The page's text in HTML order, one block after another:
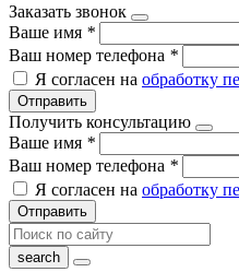
Заказать звонок
Ваше имя *
Ваш номер телефона *
Я согласен на обработку
Отправить
Получить консультацию
Ваше имя *
Ваш номер телефона *
Я согласен на обработку
Отправить